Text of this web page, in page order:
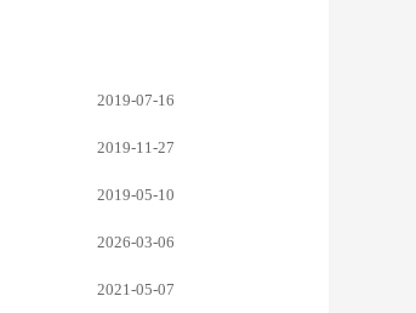
2019-07-16
2019-11-27
2019-05-10
2026-03-06
2021-05-07